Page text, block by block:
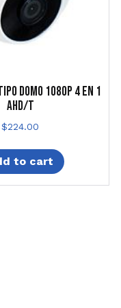
DOMO 1080P 4 EN 1
AHD/T
$224.00
to cart